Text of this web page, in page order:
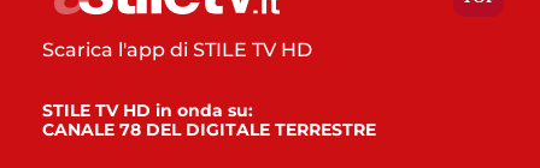
Scarica l'app di STILE TV HD
STILE TV HD in onda su:
CANALE 78 DEL DIGITALE TERRESTRE